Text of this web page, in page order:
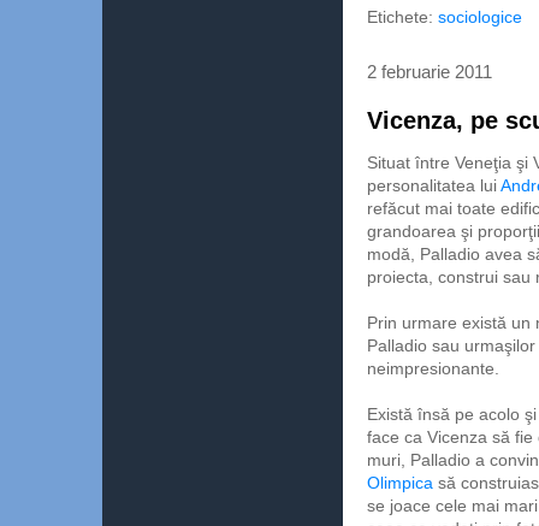
Etichete: sociologice
2 februarie 2011
Vicenza, pe
Situat între Veneţia şi
personalitatea lui
refăcut mai toate
grandoarea şi
modă, Palladio avea
proiecta, construi sau
Prin urmare există un
Palladio sau
neimpresionante.
Există însă pe acolo
face ca Vicenza să
muri, Palladio a
Olimpica să
se joace cele mai